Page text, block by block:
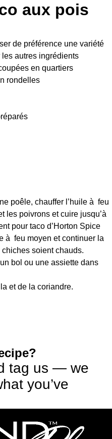
aux pois
de préférence une variété
autres ingrédients
en quartiers
rondelles
poêle, chauffer l’huile à feu
les poivrons et cuire jusqu’à
pour taco d’Horton Spice
à feu moyen et continuer la
soient chauds.
bol ou une assiette dans
et de la coriandre.
tag us — we
you’ve